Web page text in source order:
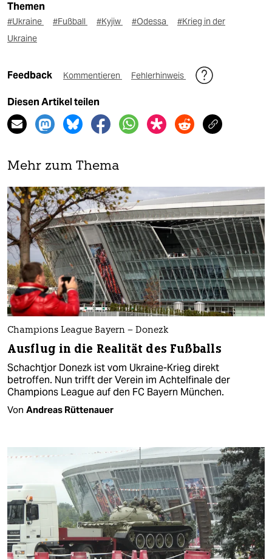
Themen
#Ukraine #Fußball #Kyjiw #Odessa
#Krieg in der
Ukraine
Feedback Kommentieren Fehlerhinweis
Diesen Artikel teilen
Mehr zum Thema
Champions League Bayern – Donezk
Ausflug in die Realität des Fußballs
Schachtjor Donezk ist vom Ukraine-Krieg direkt
betroffen. Nun trifft der Verein im Achtelfinale der
Champions League auf den FC Bayern München.
Von Andreas Rüttenauer